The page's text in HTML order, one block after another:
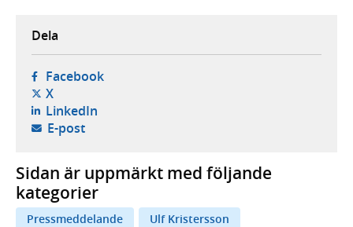
Dela
Facebook- öppnas i ny flik, extern webbplats,
X- öppnas i ny flik, extern webbplats,
LinkedIn- öppnas i ny flik, extern webbplats,
E-post- öppnar din e-postklient,
Sidan är uppmärkt med följande
kategorier
Pressmeddelande
Ulf Kristersson